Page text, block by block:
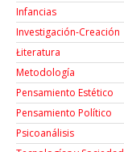
Infancias
Investigación-Creación
Łiteratura
Metodología
Pensamiento Estético
Pensamiento Político
Psicoanálisis